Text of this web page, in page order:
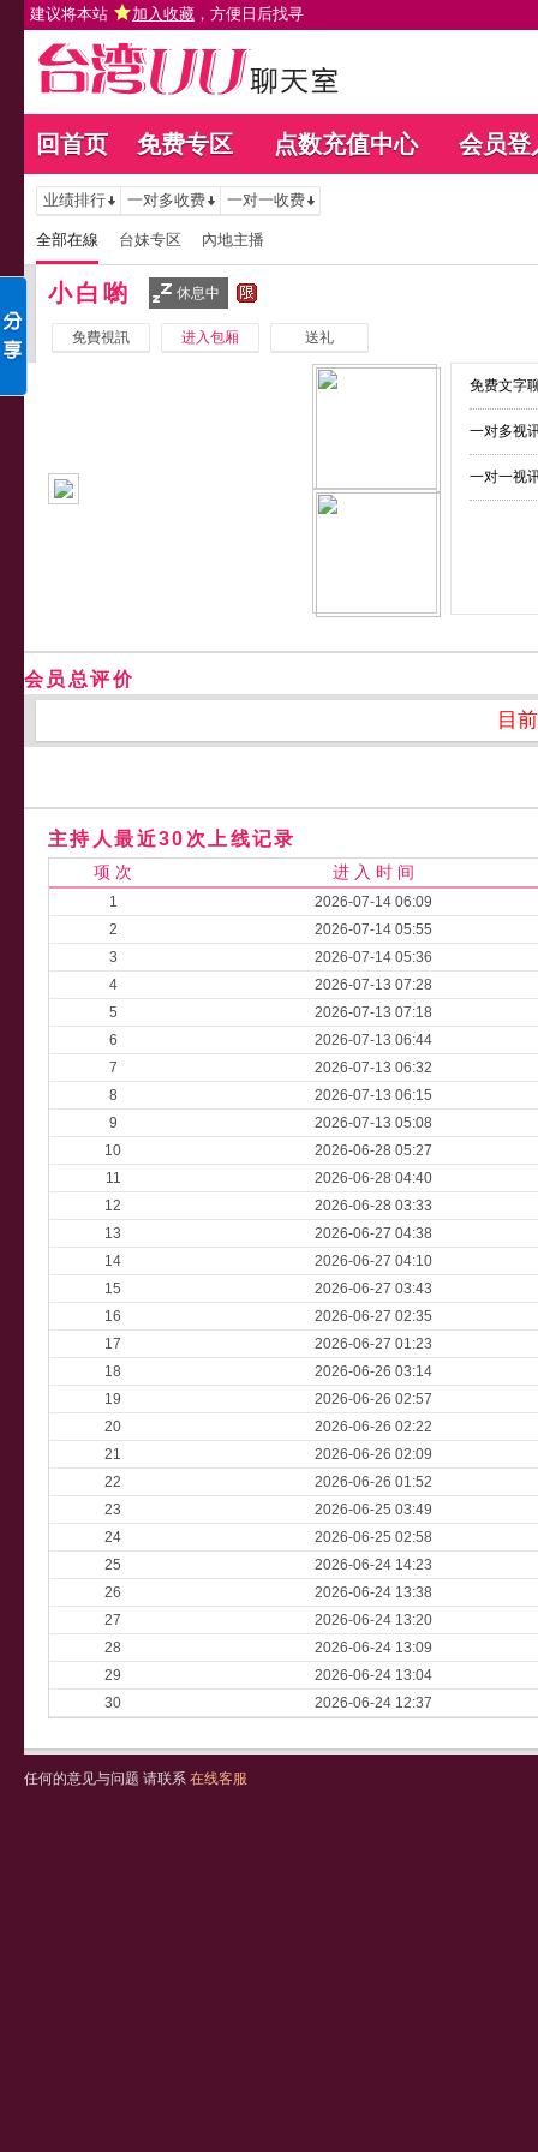
建议将本站 加入收藏 ，方便日后找寻
回首页 免费专区 点数充值中心 会员登
业绩排行 一对多收费 一对一收费
全部在線 台妹专区 內地主播
小白喲 休息中
免費視訊 进入包厢 送礼
免费文字
一对多视
一对一视
会员总评价
目
主持人最近30次上线记录
项 次 进 入 时 间
1
2026-07-14 06:09
2
2026-07-14 05:55
3
2026-07-14 05:36
4
2026-07-13 07:28
5
2026-07-13 07:18
6
2026-07-13 06:44
7
2026-07-13 06:32
8
2026-07-13 06:15
9
2026-07-13 05:08
10
2026-06-28 05:27
11
2026-06-28 04:40
12
2026-06-28 03:33
13
2026-06-27 04:38
14
2026-06-27 04:10
15
2026-06-27 03:43
16
2026-06-27 02:35
17
2026-06-27 01:23
18
2026-06-26 03:14
19
2026-06-26 02:57
20
2026-06-26 02:22
21
2026-06-26 02:09
22
2026-06-26 01:52
23
2026-06-25 03:49
24
2026-06-25 02:58
25
2026-06-24 14:23
26
2026-06-24 13:38
27
2026-06-24 13:20
28
2026-06-24 13:09
29
2026-06-24 13:04
30
2026-06-24 12:37
任何的意见与问题 请联系 在线客服